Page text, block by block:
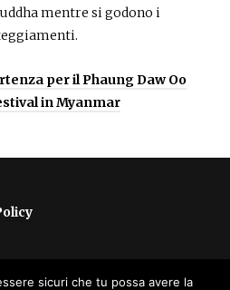
mentre si godono i
per il Phaung Daw Oo
in Myanmar
sicuri che tu possa avere la